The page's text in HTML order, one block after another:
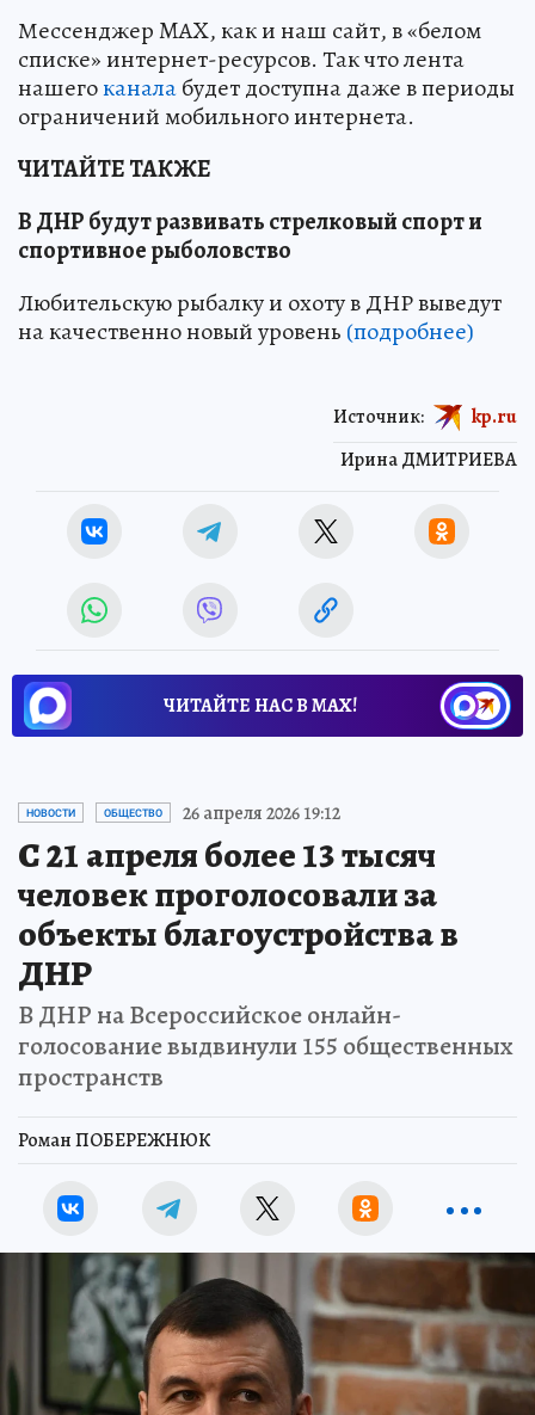
Мессенджер MAX, как и наш сайт, в «белом
списке» интернет-ресурсов. Так что лента
нашегоканалабудет доступна даже в периоды
ограничений мобильного интернета.
ЧИТАЙТЕ ТАКЖЕ
В ДНР будут развивать стрелковый спорт и
спортивное рыболовство
Любительскую рыбалку и охоту в ДНР выведут
на качественно новый уровень (подробнее)
Ирина ДМИТРИЕВА
Источник: kp.ru
ЧИТАЙТЕ НАС В МАХ!
НОВОСТИ ОБЩЕСТВО 26 апреля 2026 19:12
С 21 апреля более 13 тысяч
человек проголосовали за
объекты благоустройства в
ДНР
В ДНР на Всероссийское онлайн-
голосование выдвинули 155 общественных
пространств
Роман ПОБЕРЕЖНЮК